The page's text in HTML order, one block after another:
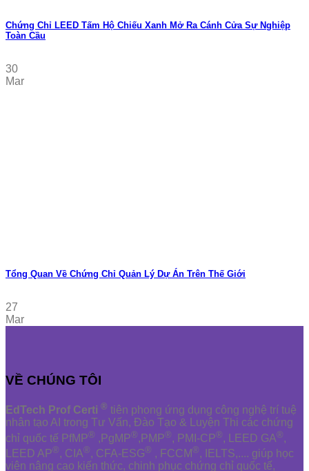
Chứng Chỉ LEED Tấm Hộ Chiếu Xanh Mở Ra Cánh Cửa Sự Nghiệp
Toàn Cầu
30
Mar
Tổng Quan Về Chứng Chỉ Quản Lý Dự Án Trên Thế Giới
27
Mar
VỀ CHÚNG TÔI
EdTech Prof Certi ® tiên phong ứng dụng công nghệ trí tuệ
nhân tạo AI trong Tư Vấn, Đào Tạo & Luyện Thi các chứng
chỉ quốc tế PfMP® ,PgMP®,PMP®, PMI-CP®, LEED GA®,
LEED AP®, CIA®, CFA-ESG® , FCCM®, IELTS,.... giúp học
viên nâng cao kiến thức, chinh phục chứng chỉ quốc tế,